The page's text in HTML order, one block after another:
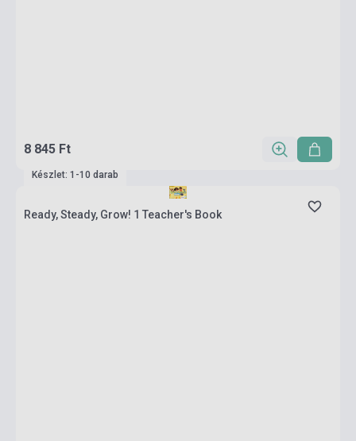
8 845 Ft
Készlet: 1-10 darab
Ready, Steady, Grow! 1 Teacher's Book